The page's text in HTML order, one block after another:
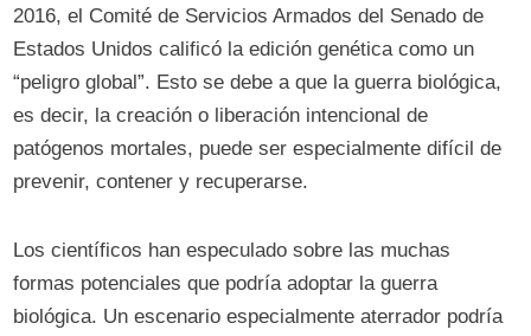
2016, el Comité de Servicios Armados del Senado de
Estados Unidos calificó la edición genética como un
“peligro global”. Esto se debe a que la guerra biológica,
es decir, la creación o liberación intencional de
patógenos mortales, puede ser especialmente difícil de
prevenir, contener y recuperarse.
Los científicos han especulado sobre las muchas
formas potenciales que podría adoptar la guerra
biológica. Un escenario especialmente aterrador podría